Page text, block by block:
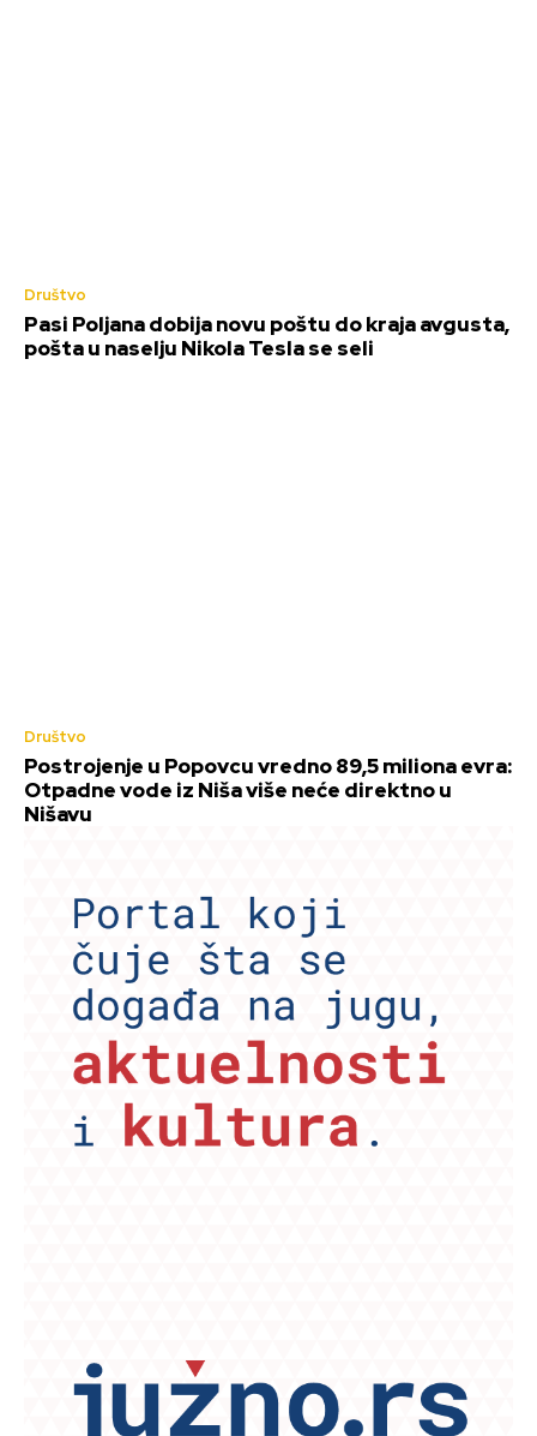
Društvo
Pasi Poljana dobija novu poštu do kraja avgusta,
pošta u naselju Nikola Tesla se seli
Društvo
Postrojenje u Popovcu vredno 89,5 miliona evra:
Otpadne vode iz Niša više neće direktno u
Nišavu